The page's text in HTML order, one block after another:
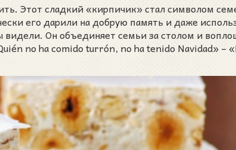
Этот сладкий «кирпичик» стал символом
его дарили на добрую память и даже
Он объединяет семьи за столом и
no ha comido turrón, no ha tenido Navidad» –